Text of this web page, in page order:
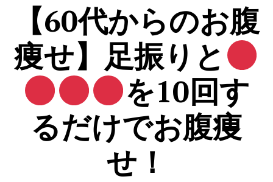
【60代からのお腹
痩せ】足振りと
を10回す
るだけでお腹痩
せ！